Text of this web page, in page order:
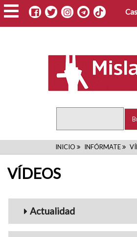
Pasar
al
contenido
INICIO INFÓRMATE
VÍDEOS
Menu_Videos
Actualidad